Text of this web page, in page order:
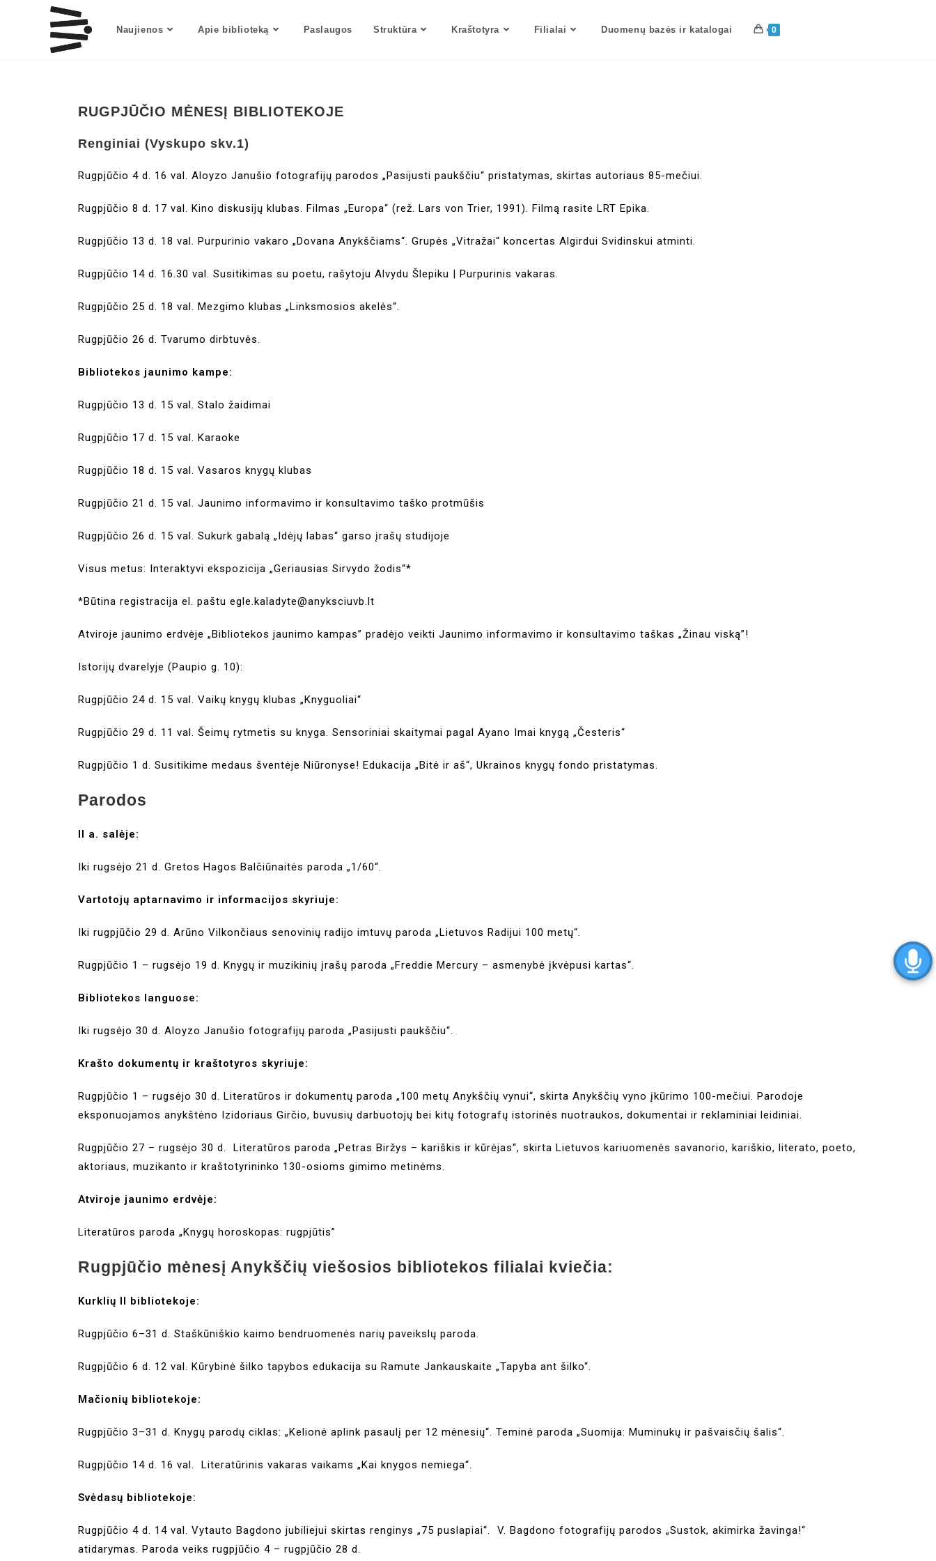
Naujienos Apie biblioteką Paslaugos Struktūra Kraštotyra Filialai Duomenų bazės ir katalogai 0
RUGPJŪČIO MĖNESĮ BIBLIOTEKOJE
Renginiai (Vyskupo skv.1)
Rugpjūčio 4 d. 16 val. Aloyzo Janušio fotografijų parodos „Pasijusti paukščiu“ pristatymas, skirtas autoriaus 85-mečiui.
Rugpjūčio 8 d. 17 val. Kino diskusijų klubas. Filmas „Europa“ (rež. Lars von Trier, 1991). Filmą rasite LRT Epika.
Rugpjūčio 13 d. 18 val. Purpurinio vakaro „Dovana Anykščiams“. Grupės „Vitražai“ koncertas Algirdui Svidinskui atminti.
Rugpjūčio 14 d. 16.30 val. Susitikimas su poetu, rašytoju Alvydu Šlepiku | Purpurinis vakaras.
Rugpjūčio 25 d. 18 val. Mezgimo klubas „Linksmosios akelės“.
Rugpjūčio 26 d. Tvarumo dirbtuvės.
Bibliotekos jaunimo kampe:
Rugpjūčio 13 d. 15 val. Stalo žaidimai
Rugpjūčio 17 d. 15 val. Karaoke
Rugpjūčio 18 d. 15 val. Vasaros knygų klubas
Rugpjūčio 21 d. 15 val. Jaunimo informavimo ir konsultavimo taško protmūšis
Rugpjūčio 26 d. 15 val. Sukurk gabalą „Idėjų labas“ garso įrašų studijoje
Visus metus: Interaktyvi ekspozicija „Geriausias Sirvydo žodis“*
*Būtina registracija el. paštu egle.kaladyte@anyksciuvb.lt
Atviroje jaunimo erdvėje „Bibliotekos jaunimo kampas” pradėjo veikti Jaunimo informavimo ir konsultavimo taškas „Žinau viską”!
Istorijų dvarelyje (Paupio g. 10):
Rugpjūčio 24 d. 15 val. Vaikų knygų klubas „Knyguoliai“
Rugpjūčio 29 d. 11 val. Šeimų rytmetis su knyga. Sensoriniai skaitymai pagal Ayano Imai knygą „Česteris“
Rugpjūčio 1 d. Susitikime medaus šventėje Niūronyse! Edukacija „Bitė ir aš“, Ukrainos knygų fondo pristatymas.
Parodos
II a. salėje:
Iki rugsėjo 21 d. Gretos Hagos Balčiūnaitės paroda „1/60“.
Vartotojų aptarnavimo ir informacijos skyriuje:
Iki rugpjūčio 29 d. Arūno Vilkončiaus senovinių radijo imtuvų paroda „Lietuvos Radijui 100 metų“.
Rugpjūčio 1 – rugsėjo 19 d. Knygų ir muzikinių įrašų paroda „Freddie Mercury – asmenybė įkvėpusi kartas“.
Bibliotekos languose:
Iki rugsėjo 30 d. Aloyzo Janušio fotografijų paroda „Pasijusti paukščiu“.
Krašto dokumentų ir kraštotyros skyriuje:
Rugpjūčio 1 – rugsėjo 30 d. Literatūros ir dokumentų paroda „100 metų Anykščių vynui“, skirta Anykščių vyno įkūrimo 100-mečiui. Parodoje
eksponuojamos anykštėno Izidoriaus Girčio, buvusių darbuotojų bei kitų fotografų istorinės nuotraukos, dokumentai ir reklaminiai leidiniai.
Rugpjūčio 27 – rugsėjo 30 d. Literatūros paroda „Petras Biržys – kariškis ir kūrėjas“, skirta Lietuvos kariuomenės savanorio, kariškio, literato, poeto,
aktoriaus, muzikanto ir kraštotyrininko 130-osioms gimimo metinėms.
Atviroje jaunimo erdvėje:
Literatūros paroda „Knygų horoskopas: rugpjūtis”
Rugpjūčio mėnesį Anykščių viešosios bibliotekos filialai kviečia:
Kurklių II bibliotekoje:
Rugpjūčio 6–31 d. Staškūniškio kaimo bendruomenės narių paveikslų paroda.
Rugpjūčio 6 d. 12 val. Kūrybinė šilko tapybos edukacija su Ramute Jankauskaite „Tapyba ant šilko“.
Mačionių bibliotekoje:
Rugpjūčio 3–31 d. Knygų parodų ciklas: „Kelionė aplink pasaulį per 12 mėnesių“. Teminė paroda „Suomija: Muminukų ir pašvaisčių šalis“.
Rugpjūčio 14 d. 16 val. Literatūrinis vakaras vaikams „Kai knygos nemiega“.
Svėdasų bibliotekoje:
Rugpjūčio 4 d. 14 val. Vytauto Bagdono jubiliejui skirtas renginys „75 puslapiai“. V. Bagdono fotografijų parodos „Sustok, akimirka žavinga!“
atidarymas. Paroda veiks rugpjūčio 4 – rugpjūčio 28 d.